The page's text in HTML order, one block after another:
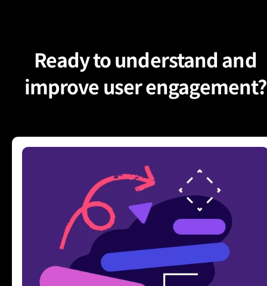
Ready to understand and
improve user engagement?